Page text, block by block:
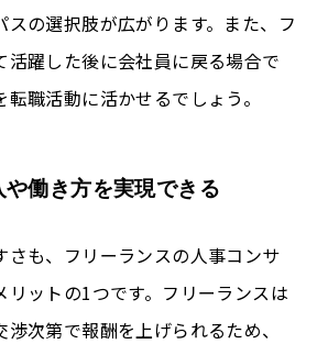
スの選択肢が広がります。また、フ
活躍した後に会社員に戻る場合で
職活動に活かせるでしょう。
働き方を実現できる
さも、フリーランスの人事コンサ
リットの1つです。フリーランスは
次第で報酬を上げられるため、